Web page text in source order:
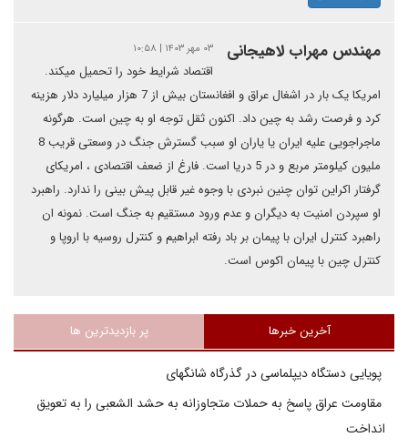
مهندس مهراب لاهیجانی ۰۳ مهر ۱۴۰۳ | ۱۰:۵۸
اقتصاد شرایط خود را تحمیل میکند.
امریکا یک بار در اشغال عراق و افغانستان بیش از 7 هزار میلیارد دلار هزینه
کرد و فرصت رشد به چین داد. اکنون ثقل توجه او به چین است. هرگونه
ماجراجویی علیه ایران یا یاران او سبب گسترش جنگ در وسعتی قریب 8
ملیون کیلومتر مربع و در 5 دریا است. فارغ از ضعف اقتصادی ، امریکای
گرفتار اکراین توان چنین نبردی با وجوه غیر قابل پیش بینی را ندارد. راهبرد
او سپردن امنیت به دیگران و عدم ورود مستقیم به جنگ است. نمونه ان
راهبرد کنترل ایران با پیمان بر باد رفته ابراهیم و کنترل روسیه با اروپا و
کنترل چین با پیمان اکوس است.
آخرین خبرها پر بازدیدترین ها
پویایی دستگاه دیپلماسی در گذرگاه شانگهای
مقاومت عراق پاسخ به حملات متجاوزانه به حشد الشعبی را به تعویق
انداخت